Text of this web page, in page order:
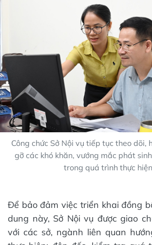
Công chức Sở Nội vụ tiếp tục theo dõi,
gỡ các khó khăn, vướng mắc phát
trong quá trình thực
Để bảo đảm việc triển khai đồng
dung này, Sở Nội vụ được giao
với các sở, ngành liên quan